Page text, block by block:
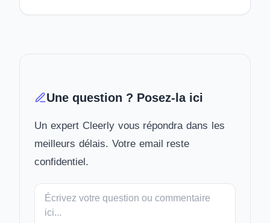
Une question ? Posez-la ici
Un expert Cleerly vous répondra dans les
meilleurs délais. Votre email reste
confidentiel.
Votre
message